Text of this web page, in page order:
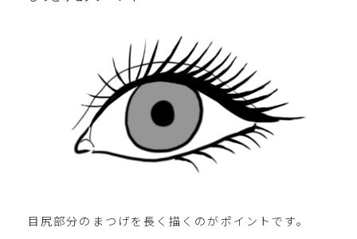
目尻部分のまつげを長く描くのがポイントです。